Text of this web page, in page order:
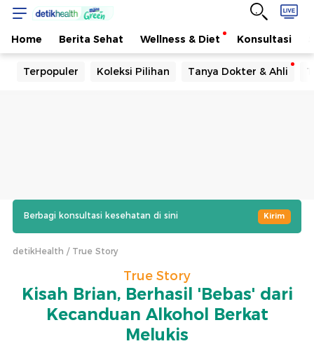
Home Berita Sehat Wellness & Diet Konsultasi
Terpopuler Koleksi Pilihan Tanya Dokter & Ahli
Berbagi konsultasi kesehatan di sini Kirim
detikHealth True Story
True Story
Kisah Brian, Berhasil 'Bebas' dari
Kecanduan Alkohol Berkat
Melukis